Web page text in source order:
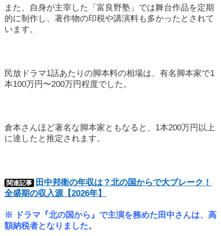
また、自身が主宰した「富良野塾」では舞台作品を定期
的に制作し、著作物の印税や講演料も多かったとされて
います。
民放ドラマ1話あたりの脚本料の相場は、有名脚本家で1
本100万円〜200万円程度でした。
倉本さんほど著名な脚本家ともなると、1本200万円以上
に達したと推定されます。
関連記事
田中邦衛の年収は？北の国からで大ブレーク！
全盛期の収入源【2026年】
※ ドラマ『北の国から』で主演を務めた田中さんは、高
額納税者となりました。